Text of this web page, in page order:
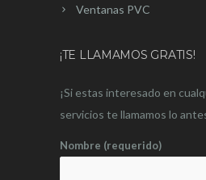
Ventanas PVC
¡TE LLAMAMOS GRATIS!
¡Si estas interesado en
servicios te llamamos lo
Nombre (requerido)